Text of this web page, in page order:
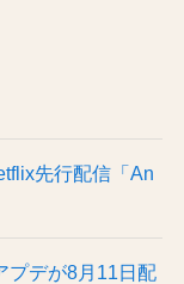
先行配信「An
プデが8月11日配